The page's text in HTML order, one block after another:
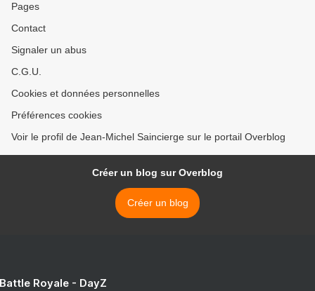
Pages
Contact
Signaler un abus
C.G.U.
Cookies et données personnelles
Préférences cookies
Voir le profil de Jean-Michel Saincierge sur le portail Overblog
Créer un blog sur Overblog
Créer un blog
Royale - DayZ